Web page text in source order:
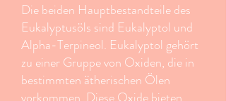
Die beiden Hauptbestandteile des
Eukalyptusöls sind Eukalyptol und
Alpha-Terpineol. Eukalyptol gehört
zu einer Gruppe von Oxiden, die in
bestimmten ätherischen Ölen